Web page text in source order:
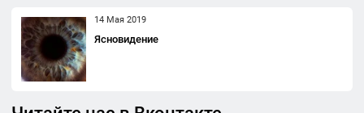
14 Мая 2019
Ясновидение